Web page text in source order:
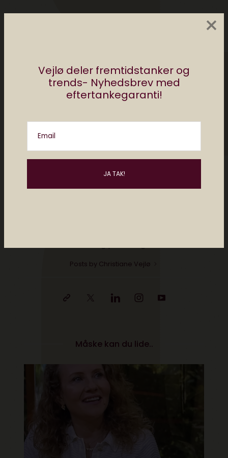
Vejlø deler fremtidstanker og
trends- Nyhedsbrev med
eftertankegaranti!
Email
×
Christiane er direktør for Elektronista Media
digital kultur, digitalt content og forholdet
mellem mennesker og teknologi. Christiane
Posts by Christiane Vejlø
Måske kan du lide..